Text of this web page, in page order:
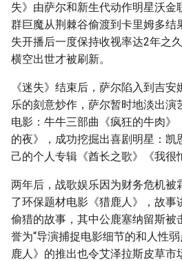
失》由萨尔和新生代动作明星沃金
群巨魔从荆棘谷偷渡到卡里姆多结
失开播后一度保持收视率达2年之
横空出世才被刷新。
《迷失》结束后，萨尔陷入到吉
乐的刻意炒作，萨尔暂时地淡出演
电影：牛牛三部曲《疯狂的牛肉》
的夜》，成功挖掘出喜剧明星：凯
己的个人专辑《酋长之歌》《我很
两年后，战歌娱乐因为财务危机被
了环保题材电影《猎鹿人》，故事
偷猎的故事，其中公鹿塞纳留斯被
誉为“导演捕捉电影细节的和人性
鹿人》的推出也令艾泽拉斯皮草市